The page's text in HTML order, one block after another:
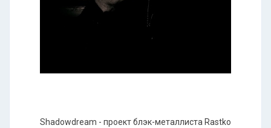
Shadowdream - проект блэк-металлиста Rastko